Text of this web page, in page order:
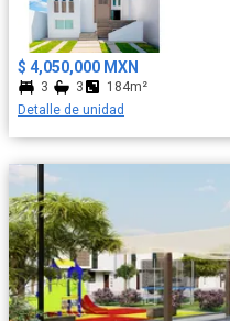
$ 4,050,000 MXN
3 3
184m²
Detalle de unidad